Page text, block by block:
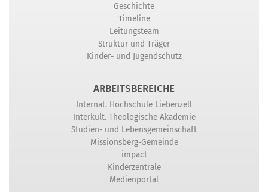
Geschichte
Timeline
Leitungsteam
Struktur und Träger
Kinder- und Jugendschutz
ARBEITSBEREICHE
Internat. Hochschule Liebenzell
Interkult. Theologische Akademie
Studien- und Lebensgemeinschaft
Missionsberg-Gemeinde
impact
Kinderzentrale
Medienportal